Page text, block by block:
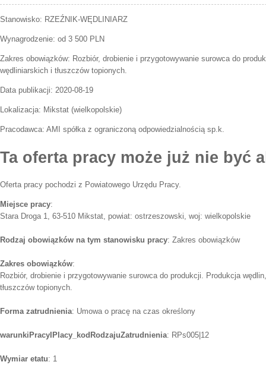
Stanowisko: RZEŹNIK-WĘDLINIARZ
Wynagrodzenie: od 3 500 PLN
Zakres obowiązków: Rozbiór, drobienie i przygotowywanie surowca do
wędliniarskich i tłuszczów topionych.
Data publikacji: 2020-08-19
Lokalizacja: Mikstat (wielkopolskie)
Pracodawca: AMI spółka z ograniczoną odpowiedzialnością sp.k.
Ta oferta pracy może już nie być
Oferta pracy pochodzi z Powiatowego Urzędu Pracy.
Miejsce pracy:
Stara Droga 1, 63-510 Mikstat, powiat: ostrzeszowski, woj: wielkopolskie
Rodzaj obowiązków na tym stanowisku pracy: Zakres obowiązków
Zakres obowiązków:
Rozbiór, drobienie i przygotowywanie surowca do produkcji. Produkcja
tłuszczów topionych.
Forma zatrudnienia: Umowa o pracę na czas określony
warunkiPracyIPlacy_kodRodzajuZatrudnienia: RPs005|12
Wymiar etatu: 1